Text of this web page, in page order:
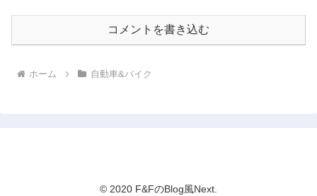
コメントを書き込む
ホーム 自動車&バイク
© 2020 F&FのBlog風Next.